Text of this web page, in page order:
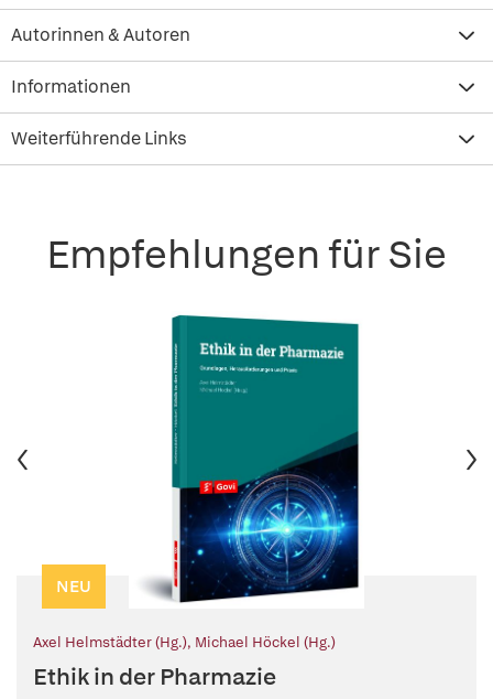
Autorinnen & Autoren
Informationen
Weiterführende Links
Empfehlungen für Sie
NEU
Axel Helmstädter (Hg.), Michael Höckel (Hg.)
Ethik in der Pharmazie